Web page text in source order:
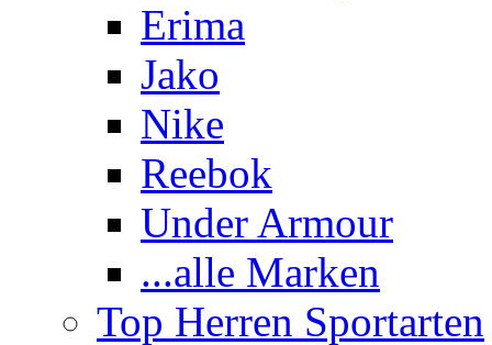
Erima
Jako
Nike
Reebok
Under Armour
...alle Marken
Top Herren Sportarten